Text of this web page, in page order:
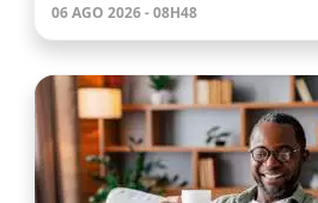
06 AGO 2026 - 08H48